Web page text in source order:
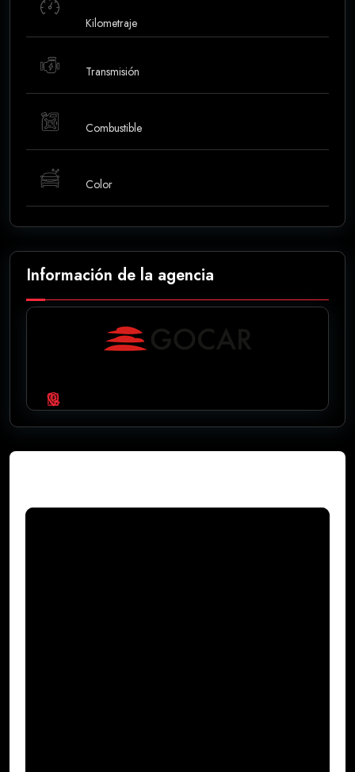
Kilometraje
Transmisión
Combustible
Color
Información de la agencia